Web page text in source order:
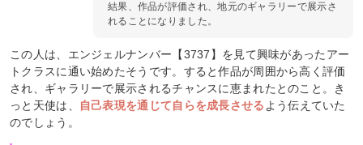
結果、作品が評価され、地元のギャラリーで展示さ
れることになりました。
この人は、エンジェルナンバー【3737】を見て興味があったアー
トクラスに通い始めたそうです。すると作品が周囲から高く評価
され、ギャラリーで展示されるチャンスに恵まれたとのこと。き
っと天使は、
自己表現を通じて自らを成長させる よう伝えていた
のでしょう。